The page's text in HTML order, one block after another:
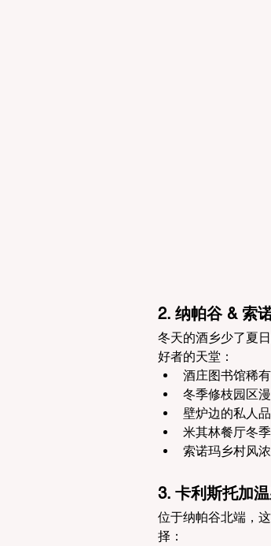
2. 纳帕谷 & 索
冬天的酒乡少了夏
好者的天堂：
酒庄图书馆稀
冬季修枝园区
壁炉边的私人
米其林餐厅冬
索诺玛乡村风
3. 卡利斯托加
位于纳帕谷北端，
择：